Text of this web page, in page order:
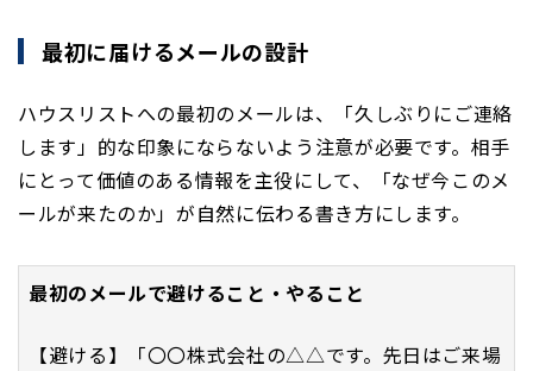
最初に届けるメールの設計
ハウスリストへの最初のメールは、「久しぶりにご連絡
します」的な印象にならないよう注意が必要です。相手
にとって価値のある情報を主役にして、「なぜ今このメ
ールが来たのか」が自然に伝わる書き方にします。
最初のメールで避けること・やること
【避ける】「〇〇株式会社の△△です。先日はご来場